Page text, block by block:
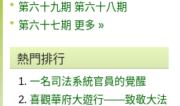
第六十九期 第六十八期
第六十七期 更多 »
熱門排行
一名司法系統官員的覺醒
喜觀華府大遊行——致敬大法